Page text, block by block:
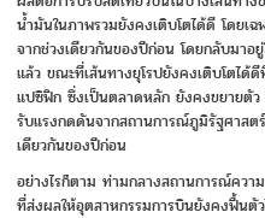
น้ำมันในภาพรวมยังคงเติบโตได้ดี โดยเ
จากช่วงเดียวกันของปีก่อน โดยกลับมาอ
แล้ว ขณะที่เส้นทางยุโรปยังคงเติบโตได้
แปซิฟิก ซึ่งเป็นตลาดหลัก ยังคงขยายตั
รับแรงกดดันจากสถานการณ์ภูมิรัฐศาสต
เดียวกันของปีก่อน
อย่างไรก็ตาม ท่ามกลางสถานการณ์คว
ที่ส่งผลให้อุตสาหกรรมการบินยังคงฟื้นตั